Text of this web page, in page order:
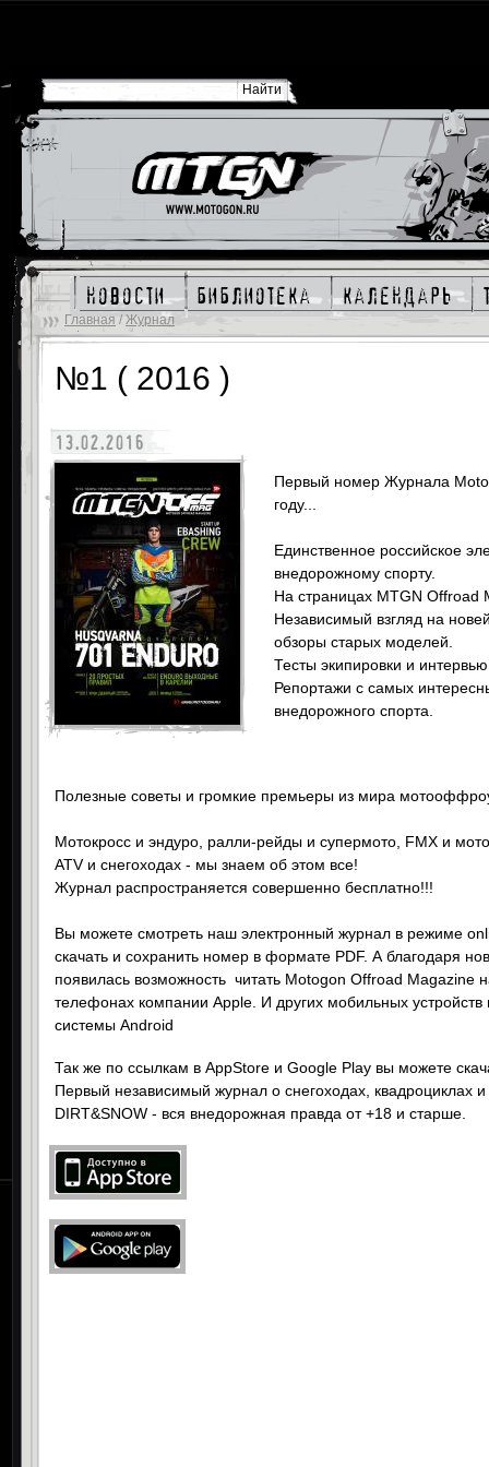
новости библиотека календарь
Главная /Журнал
№1 ( 2016 )
13.02.2016
Первый номер Журнала
году...
Единственное российское
внедорожному спорту.
На страницах MTGN Offroad
Независимый взгляд на
обзоры старых моделей.
Тесты экипировки и
Репортажи с самых
внедорожного спорта.
Полезные советы и громкие премьеры из мира
Мотокросс и эндуро, ралли-рейды и супермото, FMX и
ATV и снегоходах - мы знаем об этом все!
Журнал распространяется совершенно бесплатно!!!
Вы можете смотреть наш электронный журнал в режиме
скачать и сохранить номер в формате PDF. А благодаря
появилась возможность читать Motogon Offroad Magazine
телефонах компании Apple. И других мобильных
системы Android
Так же по ссылкам в AppStore и Google Play вы можете
Первый независимый журнал о снегоходах, квадроциклах и
DIRT&SNOW - вся внедорожная правда от +18 и старше.